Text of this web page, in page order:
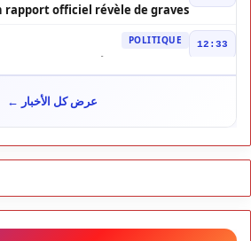
rapport officiel révèle de graves
12:33
POLITIQUE
: contrat stratégique de 277 M$
d’avocat : tensions au sommet
20:38
POLITIQUE
POLITIQUE
عرض كل الأخبار ←